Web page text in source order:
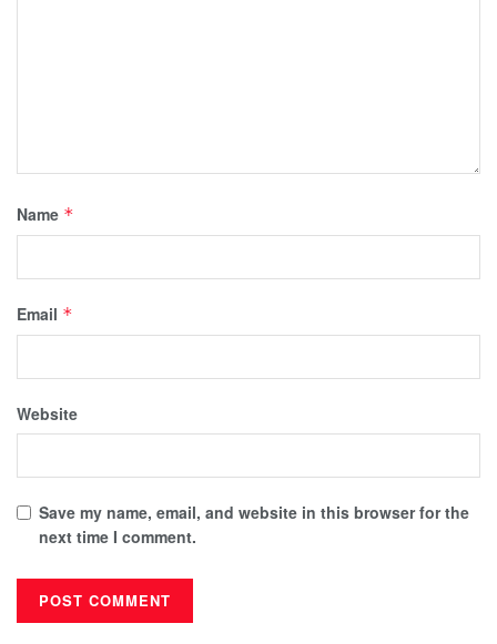
Name *
Email *
Website
Save my name, email, and website in this browser for the
next time I comment.